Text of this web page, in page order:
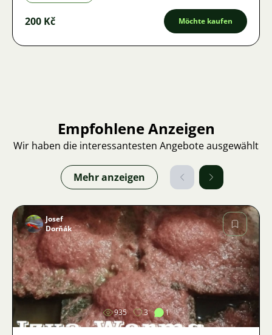
200 Kč Möchte kaufen
Empfohlene Anzeigen
Wir haben die interessantesten Angebote ausgewählt
Mehr anzeigen
Bild
Josef
Dorňák
935 3 1